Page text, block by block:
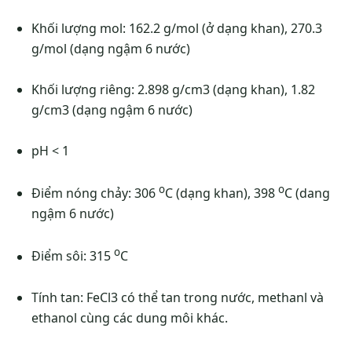
Khối lượng mol: 162.2 g/mol (ở dạng khan), 270.3
g/mol (dạng ngậm 6 nước)
Khối lượng riêng: 2.898 g/cm3 (dạng khan), 1.82
g/cm3 (dạng ngậm 6 nước)
pH < 1
Điểm nóng chảy: 306 oC (dạng khan), 398 oC (dang
ngậm 6 nước)
Điểm sôi: 315 oC
Tính tan: FeCl3 có thể tan trong nước, methanl và
ethanol cùng các dung môi khác.